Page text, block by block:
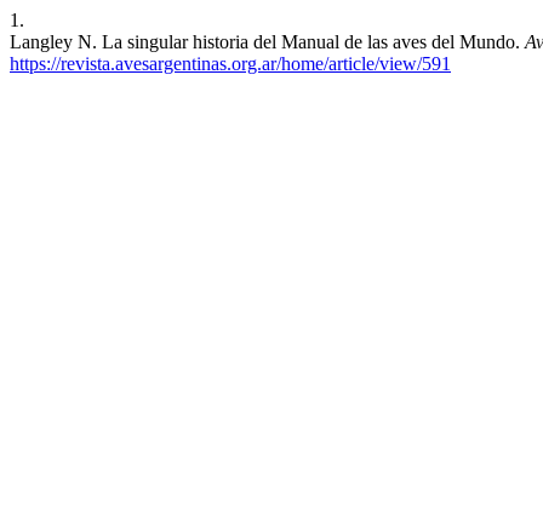
1.
Langley N. La singular historia del Manual de las aves del Mundo.
https://revista.avesargentinas.org.ar/home/article/view/591